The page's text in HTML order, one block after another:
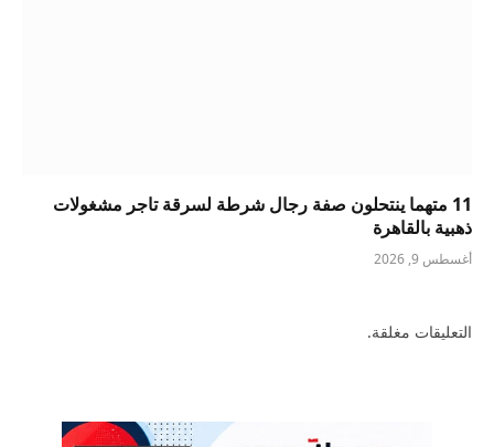
11 متهما ينتحلون صفة رجال شرطة لسرقة تاجر مشغولات
ذهبية بالقاهرة
أغسطس 9, 2026
التعليقات مغلقة.